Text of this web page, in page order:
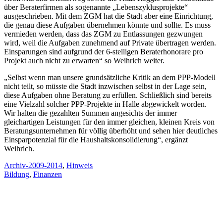
über Beraterfirmen als sogenannte „Lebenszyklusprojekte“
ausgeschrieben. Mit dem ZGM hat die Stadt aber eine Einrichtung,
die genau diese Aufgaben übernehmen könnte und sollte. Es muss
vermieden werden, dass das ZGM zu Entlassungen gezwungen
wird, weil die Aufgaben zunehmend auf Private übertragen werden.
Einsparungen sind aufgrund der 6-stelligen Beraterhonorare pro
Projekt auch nicht zu erwarten“ so Weihrich weiter.
„Selbst wenn man unsere grundsätzliche Kritik an dem PPP-Modell
nicht teilt, so müsste die Stadt inzwischen selbst in der Lage sein,
diese Aufgaben ohne Beratung zu erfüllen. Schließlich sind bereits
eine Vielzahl solcher PPP-Projekte in Halle abgewickelt worden.
Wir halten die gezahlten Summen angesichts der immer
gleichartigen Leistungen für den immer gleichen, kleinen Kreis von
Beratungsunternehmen für völlig überhöht und sehen hier deutliches
Einsparpotenzial für die Haushaltskonsolidierung“, ergänzt
Weihrich.
Archiv-2009-2014, Hinweis
Bildung, Finanzen